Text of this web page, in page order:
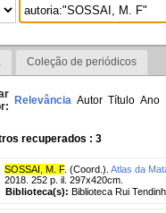
Coleção de periódicos
Relevância Autor Título Ano
recuperados : 3
SOSSAI, M. F. (Coord.). Atlas da
2018. 252 p. il. 297x420cm.
Biblioteca(s): Biblioteca Rui